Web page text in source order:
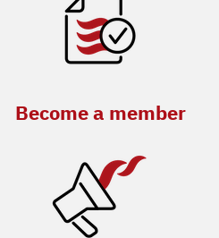
Become a member